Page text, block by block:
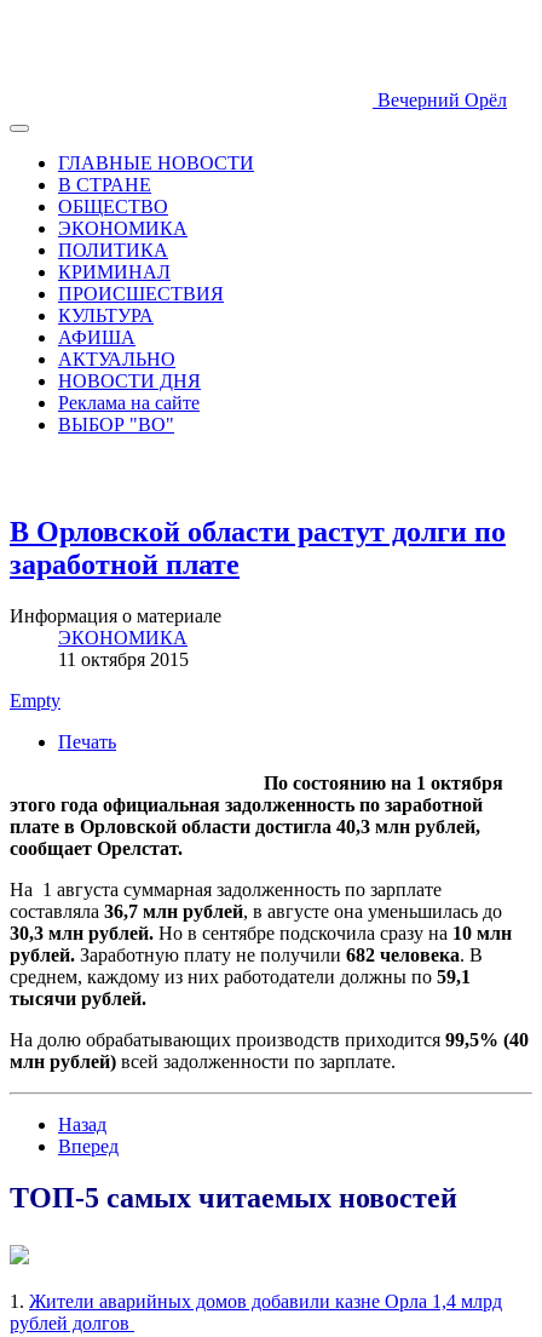
Вечерний Орёл
ГЛАВНЫЕ НОВОСТИ
В СТРАНЕ
ОБЩЕСТВО
ЭКОНОМИКА
ПОЛИТИКА
КРИМИНАЛ
ПРОИСШЕСТВИЯ
КУЛЬТУРА
АФИША
АКТУАЛЬНО
НОВОСТИ ДНЯ
Реклама на сайте
ВЫБОР "ВО"
В Орловской области растут долги по
заработной плате
Информация о материале
ЭКОНОМИКА
11 октября 2015
Empty
Печать
По состоянию на 1 октября
этого года официальная задолженность по заработной
плате в Орловской области достигла 40,3 млн рублей,
сообщает Орелстат.
На 1 августа суммарная задолженность по зарплате
составляла 36,7 млн рублей, в августе она уменьшилась до
30,3 млн рублей. Но в сентябре подскочила сразу на 10 млн
рублей. Заработную плату не получили 682 человека. В
среднем, каждому из них работодатели должны по 59,1
тысячи рублей.
На долю обрабатывающих производств приходится 99,5% (40
млн рублей) всей задолженности по зарплате.
Назад
Вперед
ТОП-5 самых читаемых новостей
1. Жители аварийных домов добавили казне Орла 1,4 млрд
рублей долгов